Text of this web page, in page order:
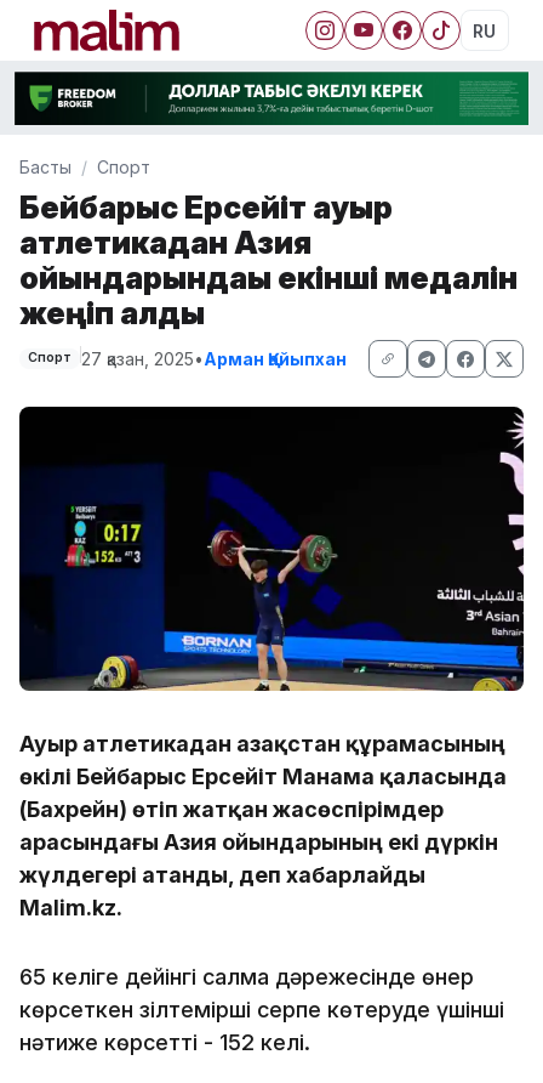
RU
Басты Спорт
Бейбарыс Ерсейіт ауыр
атлетикадан Азия
ойындарындағы екінші медалін
жеңіп алды
Спорт 27 қазан, 2025•Арман Қайыпхан
Ауыр атлетикадан Қазақстан құрамасының
өкілі Бейбарыс Ерсейіт Манама қаласында
(Бахрейн) өтіп жатқан жасөспірімдер
арасындағы Азия ойындарының екі дүркін
жүлдегері атанды, деп хабарлайды
Malim.kz.
65 келіге дейінгі салмақ дәрежесінде өнер
көрсеткен зілтемірші серпе көтеруде үшінші
нәтиже көрсетті - 152 келі.